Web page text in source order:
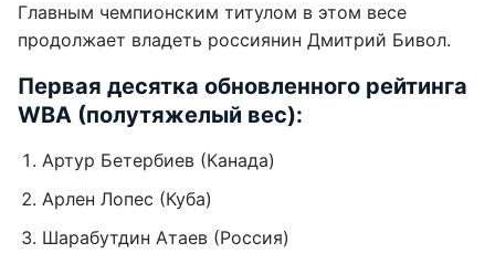
Главным чемпионским титулом в этом весе
продолжает владеть россиянин Дмитрий Бивол.
Первая десятка обновленного рейтинга
WBA (полутяжелый вес):
Артур Бетербиев (Канада)
Арлен Лопес (Куба)
Шарабутдин Атаев (Россия)